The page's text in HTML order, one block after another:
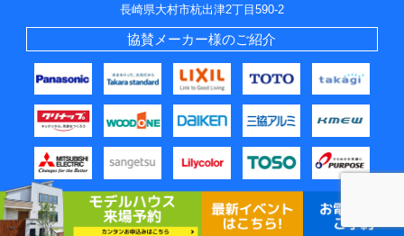
長崎県大村市杭出津2丁目590-2
協賛メーカー様のご紹介